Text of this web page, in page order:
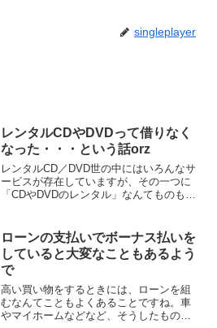
singleplayer
レンタルCDやDVDって借りなく
なった・・・という話orz
レンタルCD／DVD世の中にはいろんなサ
ービスが存在していますが、その一つに
「CDやDVDのレンタル」なんてものもあ
店。代表的なところでは、GEO（ゲオ）
やツタヤ（TS...
ローンの支払いでボーナス払いを
していると大変なこともあるよう
で
高い買い物をするときには、ローンを組
むなんてこともよくあることですね。車
やマイホームなどなど、そうしたものは